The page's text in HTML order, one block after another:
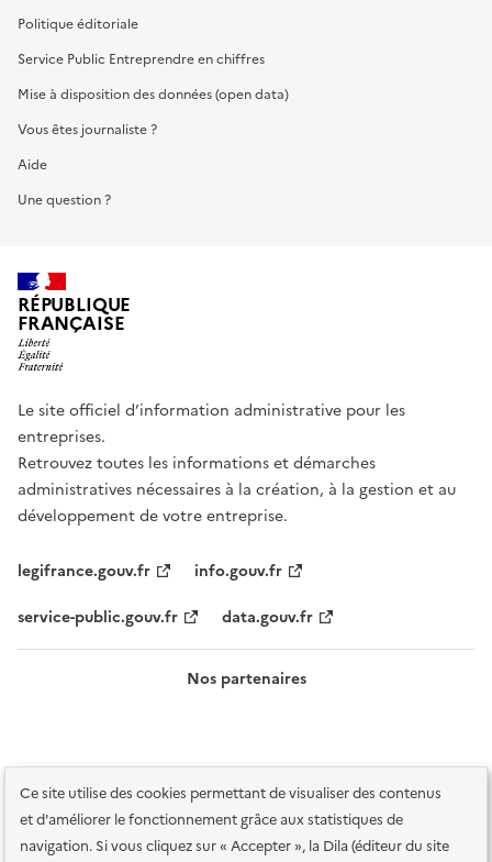
Ce site utilise des cookies permettant de visualiser des contenus
et d'améliorer le fonctionnement grâce aux statistiques de
navigation. Si vous cliquez sur « Accepter », la Dila (éditeur du site
Politique éditoriale
Service Public Entreprendre en chiffres
Mise à disposition des données (open data)
Vous êtes journaliste ?
Aide
Une question ?
RÉPUBLIQUE
FRANÇAISE
Le site officiel d’information administrative pour les
entreprises.
Retrouvez toutes les informations et démarches
administratives nécessaires à la création, à la gestion et au
développement de votre entreprise.
legifrance.gouv.fr
info.gouv.fr
service-public.gouv.fr
data.gouv.fr
Nos partenaires